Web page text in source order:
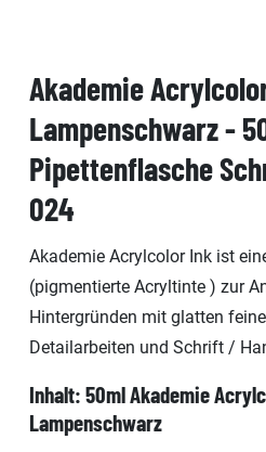
Akademie
Lampenschwarz -
Pipettenflasche
024
Akademie Acrylcolor Ink ist
(pigmentierte Acryltinte ) zur
Hintergründen mit glatten
Detailarbeiten und Schrift /
Inhalt: 50ml Akademie
Lampenschwarz